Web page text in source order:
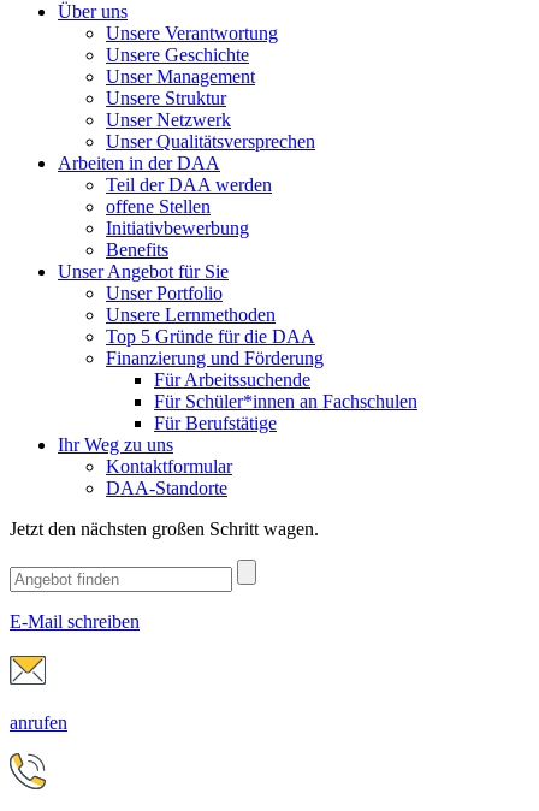
Über uns
Unsere Verantwortung
Unsere Geschichte
Unser Management
Unsere Struktur
Unser Netzwerk
Unser Qualitätsversprechen
Arbeiten in der DAA
Teil der DAA werden
offene Stellen
Initiativbewerbung
Benefits
Unser Angebot für Sie
Unser Portfolio
Unsere Lernmethoden
Top 5 Gründe für die DAA
Finanzierung und Förderung
Für Arbeitssuchende
Für Schüler*innen an Fachschulen
Für Berufstätige
Ihr Weg zu uns
Kontaktformular
DAA-Standorte
Jetzt den nächsten großen Schritt wagen.
E-Mail schreiben
anrufen